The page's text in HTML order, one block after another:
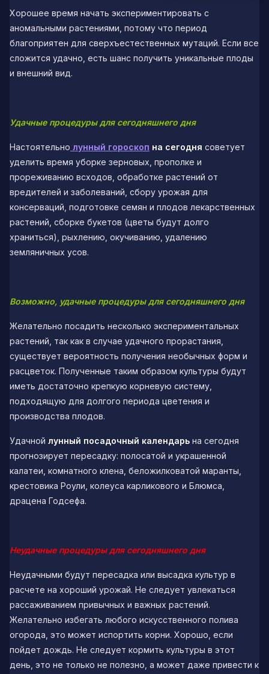
Хорошее время начать экспериментировать с
аномальными растениями, потому что период
благоприятен для сверхъестественных мутаций. Если все
сложится удачно, есть шанс получить уникальные плоды
и внешний вид.
Удачные процедуры для сегодняшнего дня
Настоятельно лунный гороскоп на сегодня советует
уделить время уборке зерновых, прополке и
прореживанию всходов, обработке растений от
вредителей и заболеваний, сбору урожая для
консерваций, подготовке семян и плодов лекарственных
растений, сборке букетов (цветы будут долго
храниться), рыхлению, окучиванию, удалению
земляничных усов.
Возможно, удачные процедуры для сегодняшнего дня
Желательно посадить несколько экспериментальных
растений, так как в случае удачного прорастания,
существует вероятность получения необычных форм и
расцветок. Полученные таким образом культуры будут
иметь достаточно крепкую корневую систему,
подходящую для долгого периода цветения и
производства плодов.
Удачной лунный посадочный календарь на сегодня
прогнозирует пересадку: полосатой и украшенной
калатеи, комнатного клена, беложилковатой маранты,
крестовика Роули, колеуса карликового и Блюмса,
драцена Годсефа.
Неудачные процедуры для сегодняшнего дня
Неудачными будут пересадка или высадка культур в
расчете на хороший урожай. Не следует увлекаться
рассаживанием привычных и важных растений.
Желательно избегать любого искусственного полива
огорода, это может испортить корни. Хорошо, если
пойдет дождь. Не следует кормить культуры в этот
день, это не только не полезно, а может даже привести к